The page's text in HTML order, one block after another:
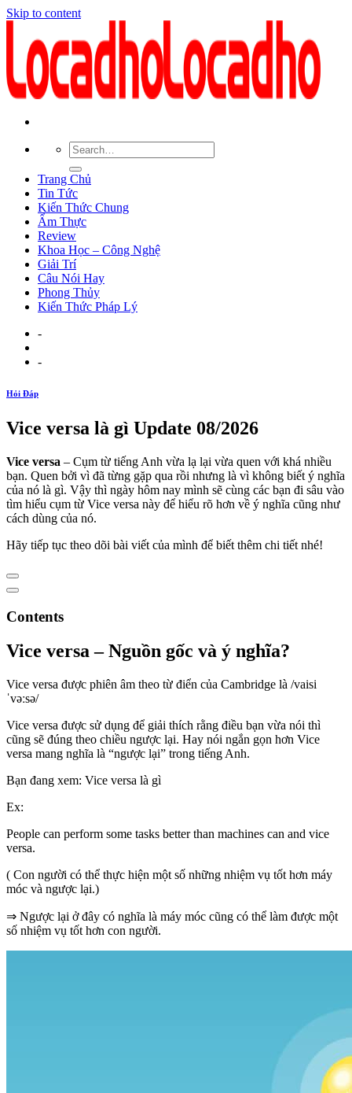
Skip to content
Trang Chủ
Tin Tức
Kiến Thức Chung
Ẩm Thực
Review
Khoa Học – Công Nghệ
Giải Trí
Câu Nói Hay
Phong Thủy
Kiến Thức Pháp Lý
-
-
Hỏi Đáp
Vice versa là gì Update 08/2026
Vice versa – Cụm từ tiếng Anh vừa lạ lại vừa quen với khá nhiều
bạn. Quen bởi vì đã từng gặp qua rồi nhưng là vì không biết ý nghĩa
của nó là gì. Vậy thì ngày hôm nay mình sẽ cùng các bạn đi sâu vào
tìm hiểu cụm từ Vice versa này để hiểu rõ hơn về ý nghĩa cũng như
cách dùng của nó.
Hãy tiếp tục theo dõi bài viết của mình để biết thêm chi tiết nhé!
Contents
Vice versa – Nguồn gốc và ý nghĩa?
Vice versa được phiên âm theo từ điển của Cambridge là /vaisi
ˈvəːsə/
Vice versa được sử dụng để giải thích rằng điều bạn vừa nói thì
cũng sẽ đúng theo chiều ngược lại. Hay nói ngắn gọn hơn Vice
versa mang nghĩa là “ngược lại” trong tiếng Anh.
Bạn đang xem: Vice versa là gì
Ex:
People can perform some tasks better than machines can and vice
versa.
( Con người có thể thực hiện một số những nhiệm vụ tốt hơn máy
móc và ngược lại.)
⇒ Ngược lại ở đây có nghĩa là máy móc cũng có thể làm được một
số nhiệm vụ tốt hơn con người.